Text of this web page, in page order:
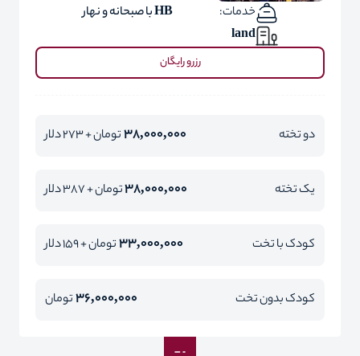
خدمات:
HB با صبحانه و نهار
land
رزرو رایگان
دو تخته 38,000,000تومان + 273 دلار
یک تخته 38,000,000تومان + 387 دلار
کودک با تخت 33,000,000تومان + 159 دلار
کودک بدون تخت 36,000,000تومان